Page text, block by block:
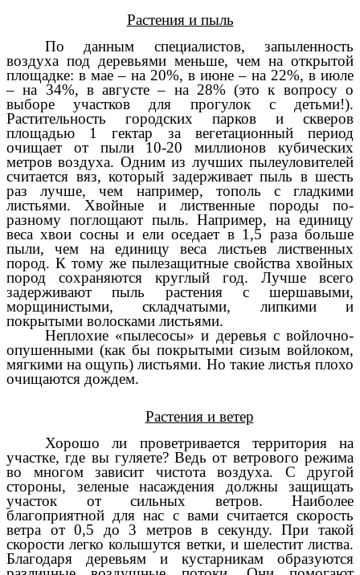
Растения и пыль
По данным специалистов, запыленность
воздуха под деревьями меньше, чем на открытой
площадке: в мае – на 20%, в июне – на 22%, в июле
– на 34%, в августе – на 28% (это к вопросу о
выборе участков для прогулок с детьми!).
Растительность городских парков и скверов
площадью 1 гектар за вегетационный период
очищает от пыли 10-20 миллионов кубических
метров воздуха. Одним из лучших пылеуловителей
считается вяз, который задерживает пыль в шесть
раз лучше, чем например, тополь с гладкими
листьями. Хвойные и лиственные породы по-
разному поглощают пыль. Например, на единицу
веса хвои сосны и ели оседает в 1,5 раза больше
пыли, чем на единицу веса листьев лиственных
пород. К тому же пылезащитные свойства хвойных
пород сохраняются круглый год. Лучше всего
задерживают пыль растения с шершавыми,
морщинистыми, складчатыми, липкими и
покрытыми волосками листьями.
Неплохие «пылесосы» и деревья с войлочно-
опушенными (как бы покрытыми сизым войлоком,
мягкими на ощупь) листьями. Но такие листья плохо
очищаются дождем.
Растения и ветер
Хорошо ли проветривается территория на
участке, где вы гуляете? Ведь от ветрового режима
во многом зависит чистота воздуха. С другой
стороны, зеленые насаждения должны защищать
участок от сильных ветров. Наиболее
благоприятной для нас с вами считается скорость
ветра от 0,5 до 3 метров в секунду. При такой
скорости легко колышутся ветки, и шелестит листва.
Благодаря деревьям и кустарникам образуются